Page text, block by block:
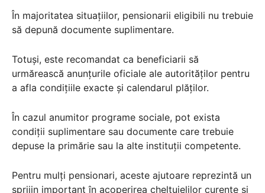
În majoritatea situațiilor, pensionarii eligibili nu trebuie
să depună documente suplimentare.
Totuși, este recomandat ca beneficiarii să
urmărească anunțurile oficiale ale autorităților pentru
a afla condițiile exacte și calendarul plăților.
În cazul anumitor programe sociale, pot exista
condiții suplimentare sau documente care trebuie
depuse la primărie sau la alte instituții competente.
Pentru mulți pensionari, aceste ajutoare reprezintă un
sprijin important în acoperirea cheltuielilor curente și